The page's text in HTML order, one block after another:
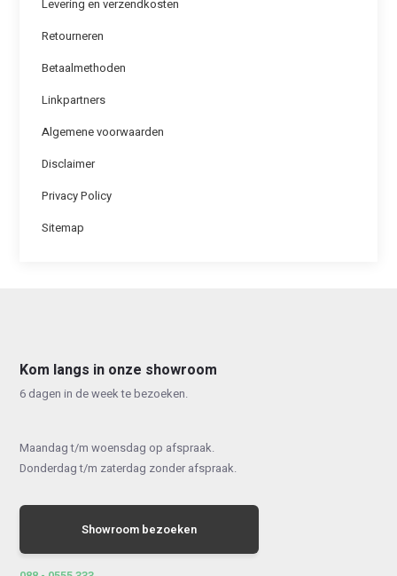
Levering en verzendkosten
Retourneren
Betaalmethoden
Linkpartners
Algemene voorwaarden
Disclaimer
Privacy Policy
Sitemap
Kom langs in onze showroom
6 dagen in de week te bezoeken.
Maandag t/m woensdag op afspraak.
Donderdag t/m zaterdag zonder afspraak.
Showroom bezoeken